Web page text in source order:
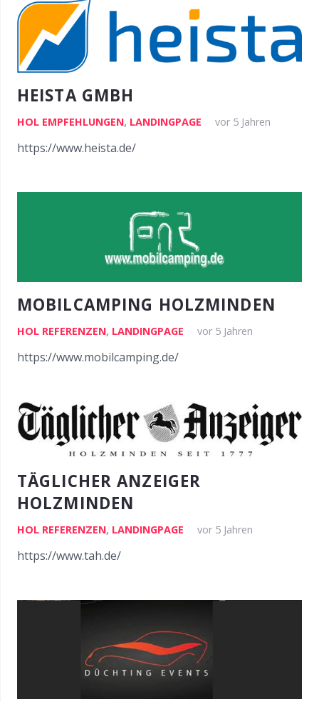
HEISTA GMBH
HOL EMPFEHLUNGEN, LANDINGPAGE vor 5 Jahren
https://www.heista.de/
MOBILCAMPING HOLZMINDEN
HOL REFERENZEN, LANDINGPAGE vor 5 Jahren
https://www.mobilcamping.de/
TÄGLICHER ANZEIGER
HOLZMINDEN
HOL REFERENZEN, LANDINGPAGE vor 5 Jahren
https://www.tah.de/